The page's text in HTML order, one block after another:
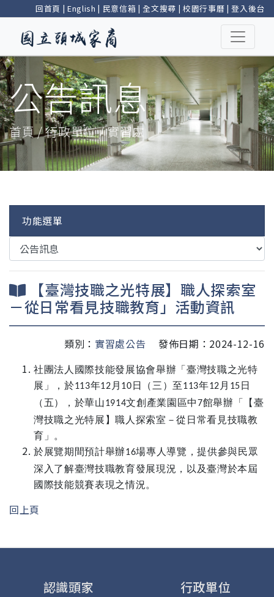
回首頁 | English | 民意信箱 |全文搜尋 | 校園行事曆 |登入後台
公告訊息
首頁 / 行政單位 / 實習處
功能選單
【臺灣技職之光特展】職人探索室
－從日常看見技職教育」活動資訊
類別： 實習處公告 發佈日期：2024-12-16
社團法人國際技能發展協會舉辦「臺灣技職之光特
展」，於113年12 月 10 日（三）至113年12 月 15 日
（五），於華山1914文創產業園區中7館舉辦「【臺
灣技職之光特展】職人探索室－從日常看見技職教
育」。
於展覽期間預計舉辦16場專人導覽，提供參與民眾
深入了解臺灣技職教育發展現況，以及臺灣於本屆
國際技能競賽表現之情況。
回上頁
認識頭家 行政單位